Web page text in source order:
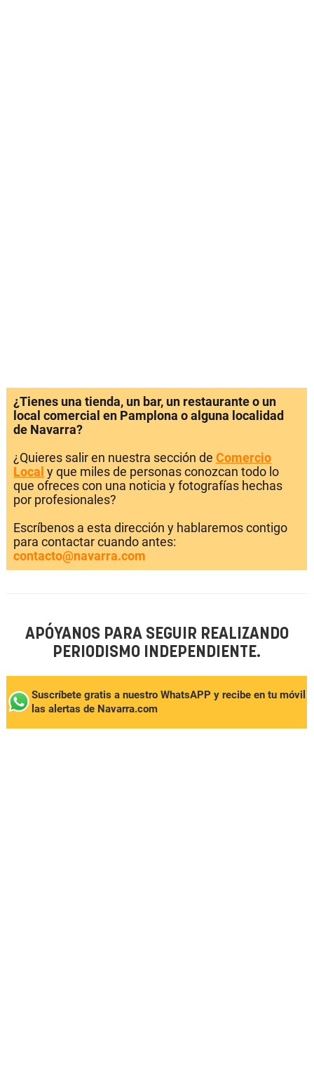
¿Tienes una tienda, un bar, un restaurante o un
local comercial en Pamplona o alguna localidad
de Navarra?
¿Quieres salir en nuestra sección de Comercio
Local y que miles de personas conozcan todo lo
que ofreces con una noticia y fotografías hechas
por profesionales?
Escríbenos a esta dirección y hablaremos contigo
para contactar cuando antes:
contacto@navarra.com
APÓYANOS PARA SEGUIR REALIZANDO
PERIODISMO INDEPENDIENTE.
Suscríbete gratis a nuestro WhatsAPP y recibe en tu móvil
las alertas de Navarra.com